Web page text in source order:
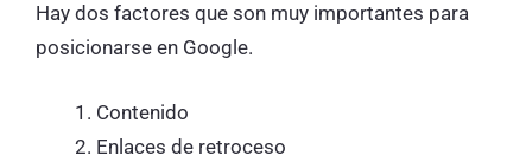
Hay dos factores que son muy importantes para
posicionarse en Google.
Contenido
Enlaces de retroceso